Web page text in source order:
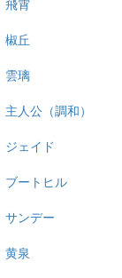
飛霄
椒丘
雲璃
主人公（調和）
ジェイド
ブートヒル
サンデー
黄泉